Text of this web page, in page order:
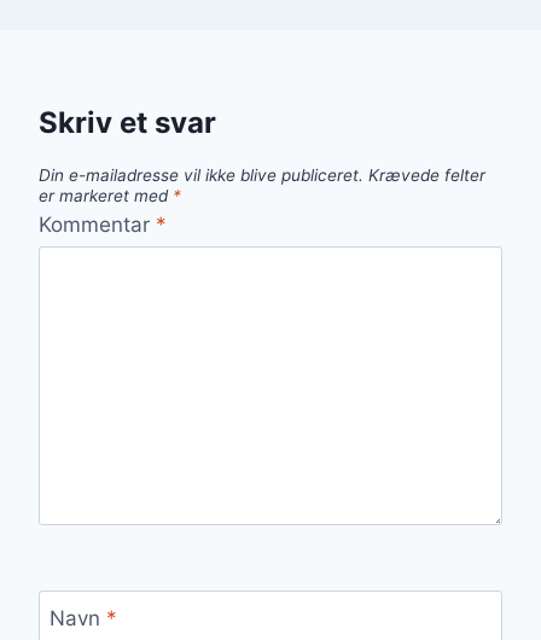
Skriv et svar
Din e-mailadresse vil ikke blive publiceret. Krævede felter
er markeret med *
Kommentar *
Navn *